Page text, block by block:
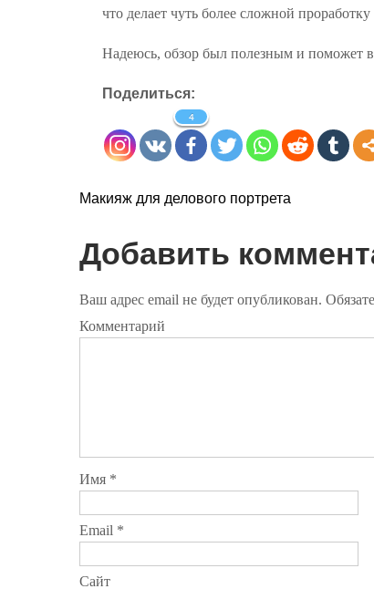
что делает чуть более сложной
Надеюсь, обзор был полезным и поможет
Поделиться:
4
Н
а
в
и
г
я
п
о
з
Макияж для делового портрета
Добавить
Ваш адрес email не будет опубликован.
Комментарий
Имя *
Email *
Сайт